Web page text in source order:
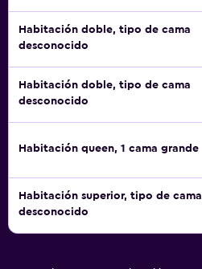
Habitación doble, tipo de cama
desconocido
Habitación doble, tipo de cama
desconocido
Habitación queen, 1 cama grande
Habitación superior, tipo de cama
desconocido